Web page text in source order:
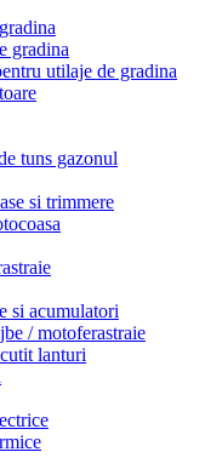
gradina
utilaje de gradina
tuns gazonul
si trimmere
si acumulatori
/ motoferastraie
lanturi